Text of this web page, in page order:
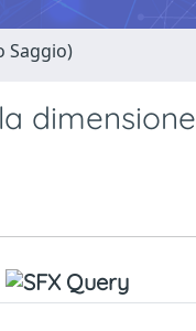
Saggio)
dimensione